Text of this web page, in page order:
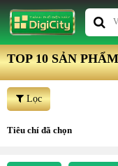
TOP 10 SẢN
Lọc
Tiêu chí đã chọn